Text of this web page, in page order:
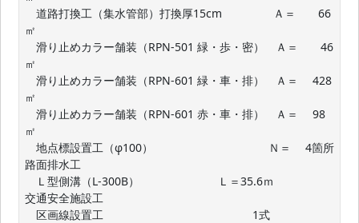
道路打換工（集水管部）打換厚15cm　 　 　　Ａ＝　　66
㎡
滑り止めカラー舗装（RPN-501 緑・歩・密）　Ａ＝　　46
㎡
滑り止めカラー舗装（RPN-601 緑・車・排）　Ａ＝　 428
㎡
滑り止めカラー舗装（RPN-601 赤・車・排）　Ａ＝　 98
㎡
地点標設置工（φ100）　　　　　　　　　　 Ｎ＝　 4箇所
路面排水工
Ｌ型側溝（L-300B）　　　　　　　Ｌ＝35.6ｍ
交通安全施設工
区画線設置工　　　　　　　　　　　　　 1式